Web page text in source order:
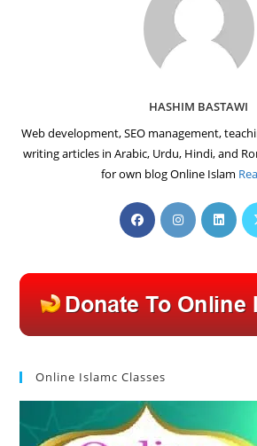
HASHIM BASTAWI
Web development, SEO management,
writing articles in Arabic, Urdu, Hindi, and
for own blog Online Islam
Opens
in
tab
Opens
in
tab
in
tab
Online Islamc Classes